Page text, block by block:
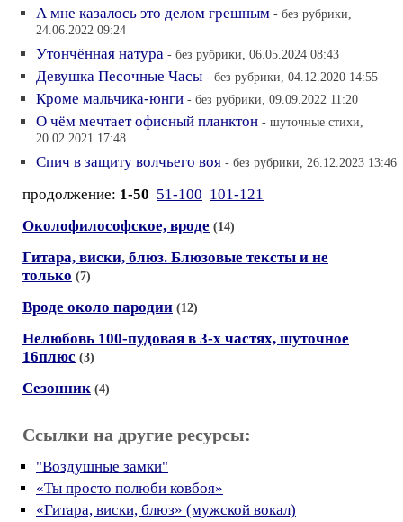
А мне казалось это делом грешным - без рубрики,
24.06.2022 09:24
Утончённая натура - без рубрики, 06.05.2024 08:43
Девушка Песочные Часы - без рубрики, 04.12.2020 14:55
Кроме мальчика-юнги - без рубрики, 09.09.2022 11:20
О чём мечтает офисный планктон - шуточные стихи,
20.02.2021 17:48
Спич в защиту волчьего воя - без рубрики, 26.12.2023 13:46
продолжение: 1-50 51-100 101-121
Околофилософское, вроде (14)
Гитара, виски, блюз. Блюзовые тексты и не
только (7)
Вроде около пародии (12)
Нелюбовь 100-пудовая в 3-х частях, шуточное
16плюс (3)
Сезонник (4)
Ссылки на другие ресурсы:
"Воздушные замки"
«Ты просто полюби ковбоя»
«Гитара, виски, блюз» (мужской вокал)